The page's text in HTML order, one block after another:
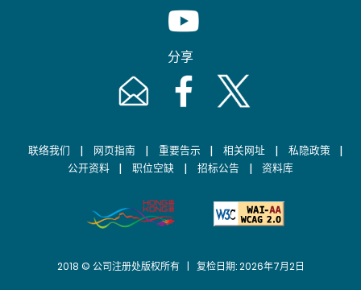
Youtube [This link will pop up in
分享
Email [This link will pop up in a new
Facebook [This link will pop up
Twitter [This link will
联络我们 | 网页指南 | 重要告示 | 相关网址 | 私隐政策 |
公开资料 | 职位空缺 | 招标公告 | 资料库
2018 © 公司注册处版权所有 | 复检日期: 2026年7月2日